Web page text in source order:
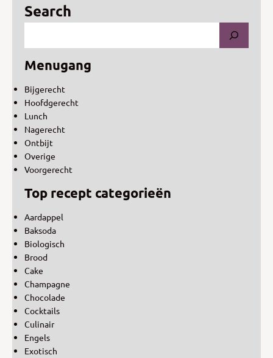
Search
Menugang
Bijgerecht
Hoofdgerecht
Lunch
Nagerecht
Ontbijt
Overige
Voorgerecht
Top recept categorieën
Aardappel
Baksoda
Biologisch
Brood
Cake
Champagne
Chocolade
Cocktails
Culinair
Engels
Exotisch